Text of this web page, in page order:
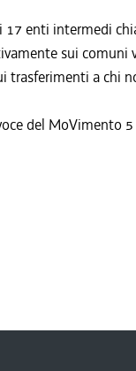
17 enti intermedi
sui comuni
trasferimenti a chi
del MoVimento